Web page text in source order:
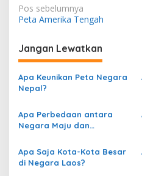
N
a
v
i
g
a
s
i
p
o
Pos sebelumnya
Peta Amerika Tengah
Jangan Lewatkan
Apa Keunikan Peta Negara
Nepal?
Apa Perbedaan antara
Negara Maju dan
Peta?
Apa Saja Kota-Kota Besar
di Negara Laos?